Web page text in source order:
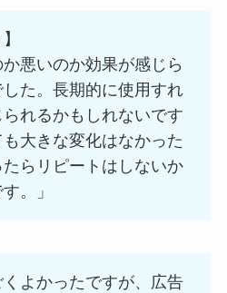
か悪いのか効果が感じら
た。長期的に使用すれ
れるかもしれないです
大きな変化はなかった
らリピートはしないか
。」
くよかったですが、広告